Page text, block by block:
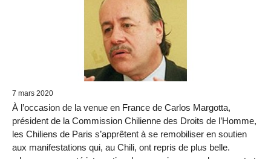
7 mars 2020
À l’occasion de la venue en France de Carlos Margotta,
président de la Commission Chilienne des Droits de l’Homme,
les Chiliens de Paris s’apprêtent à se remobiliser en soutien
aux manifestations qui, au Chili, ont repris de plus belle.